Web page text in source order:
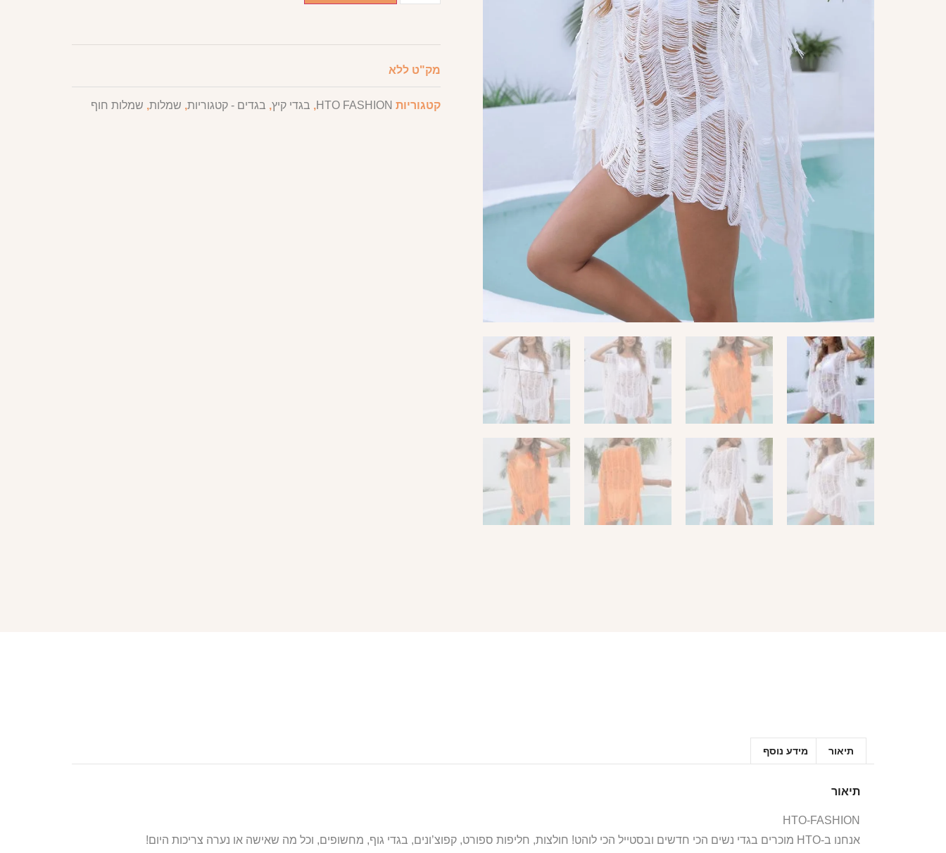
מק"ט ללא
קטגוריות HTO FASHION
, בגדי קיץ, בגדים - קטגוריות, שמלות, שמלות חוף
תיאור מידע נוסף
תיאור
HTO-FASHION
אנחנו ב-HTO מוכרים בגדי נשים הכי חדשים ובסטייל הכי לוהט! חולצות, חליפות ספורט, קפוצ’ונים, בגדי גוף, מחשופים, וכל מה שאישה או נערה צריכות היום!